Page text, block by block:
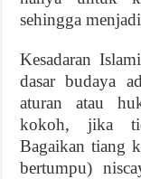
sehingga
Kesadaran
dasar budaya
aturan atau
kokoh, jika
Bagaikan tiang
bertumpu)